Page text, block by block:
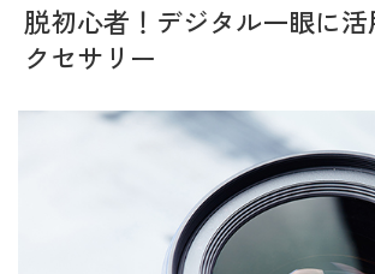
脱初心者！デジタル一眼に
クセサリー